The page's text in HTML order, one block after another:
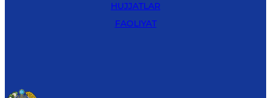
HUJJATLAR
FAOLIYAT